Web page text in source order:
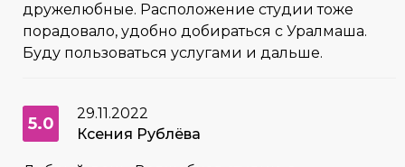
дружелюбные. Расположение студии тоже
порадовало, удобно добираться с Уралмаша.
Буду пользоваться услугами и дальше.
5.0
29.11.2022
Ксения Рублёва